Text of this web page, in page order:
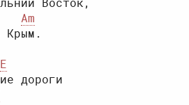
Am
E